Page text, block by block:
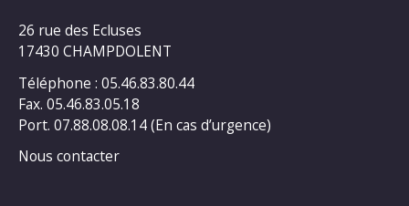
26 rue des Ecluses
17430 CHAMPDOLENT
Téléphone : 05.46.83.80.44
Fax. 05.46.83.05.18
Port. 07.88.08.08.14 (En cas d’urgence)
Nous contacter